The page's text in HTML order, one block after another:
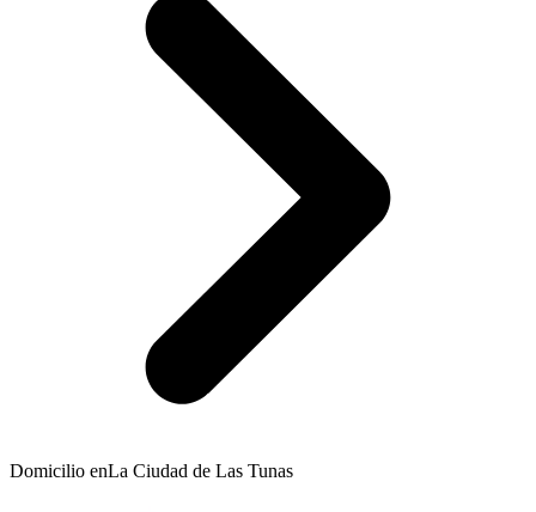
Domicilio enLa Ciudad de Las Tunas